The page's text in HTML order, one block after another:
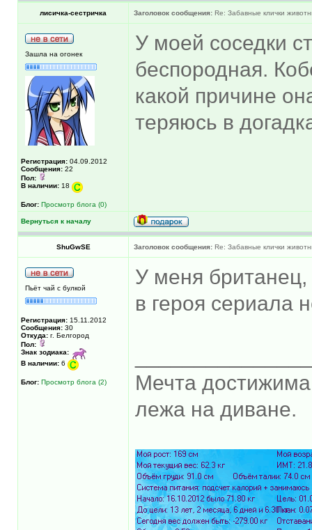
лисичка-сестричка Заголовок сообщения: Re: Забавные клички
Зашла на огонек
Регистрация: 04.09.2012
Сообщения: 22
Пол:
В наличии: 18
Блог: Просмотр блога (0)
У моей соседки
беспородная.
какой причине
теряюсь в
Вернуться к началу
ShuGwSE Заголовок сообщения: Re: Забавные клички
Пьёт чай с булкой
Регистрация: 15.11.2012
Сообщения: 30
Откуда: г. Белгород
Пол:
Знак зодиака:
В наличии: 6
Блог: Просмотр блога (2)
У меня
в героя сериала
Мечта
лежа на диване.